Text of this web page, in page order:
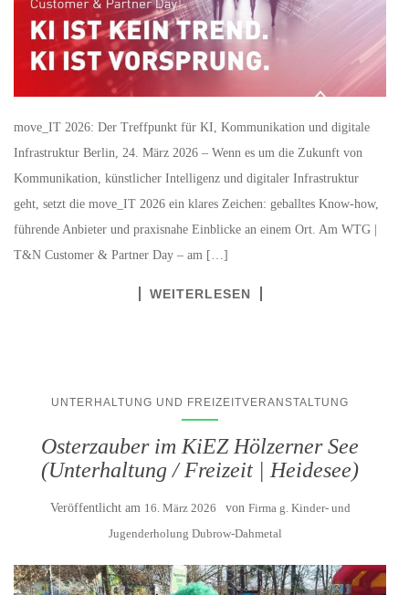
move_IT 2026: Der Treffpunkt für KI, Kommunikation und digitale
Infrastruktur Berlin, 24. März 2026 – Wenn es um die Zukunft von
Kommunikation, künstlicher Intelligenz und digitaler Infrastruktur
geht, setzt die move_IT 2026 ein klares Zeichen: geballtes Know-how,
führende Anbieter und praxisnahe Einblicke an einem Ort. Am WTG |
T&N Customer & Partner Day – am […]
WEITERLESEN
UNTERHALTUNG UND FREIZEITVERANSTALTUNG
Osterzauber im KiEZ Hölzerner See
(Unterhaltung / Freizeit | Heidesee)
Veröffentlicht am 16. März 2026 von Firma g. Kinder- und
Jugenderholung Dubrow-Dahmetal